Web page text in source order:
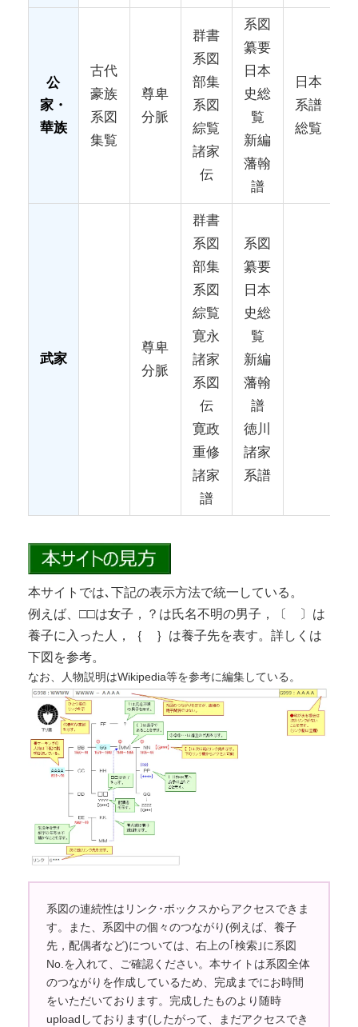
公
家・
華族
古代
豪族
系図
集覧
尊卑
分脈
群書
系図
部集
系図
綜覧
諸家
伝
系図
纂要
日本
史総
覧
新編
藩翰
譜
日本
系譜
総覧
武家
尊卑
分脈
群書
系図
部集
系図
綜覧
寛永
諸家
系図
伝
寛政
重修
諸家
譜
系図
纂要
日本
史総
覧
新編
藩翰
譜
徳川
諸家
系譜
本サイトでは､下記の表示方法で統一している。
例えば、□□は女子，？は氏名不明の男子，〔 〕は
養子に入った人，｛ ｝は養子先を表す。詳しくは
下図を参考。
なお、人物説明はWikipedia等を参考に編集している。
系図の連続性はリンク･ボックスからアクセスできま
す。また、系図中の個々のつながり(例えば、養子
先，配偶者など)については、右上の｢検索｣に系図
No.を入れて、ご確認ください。本サイトは系図全体
のつながりを作成しているため、完成までにお時間
をいただいております。完成したものより随時
uploadしております(したがって、まだアクセスでき